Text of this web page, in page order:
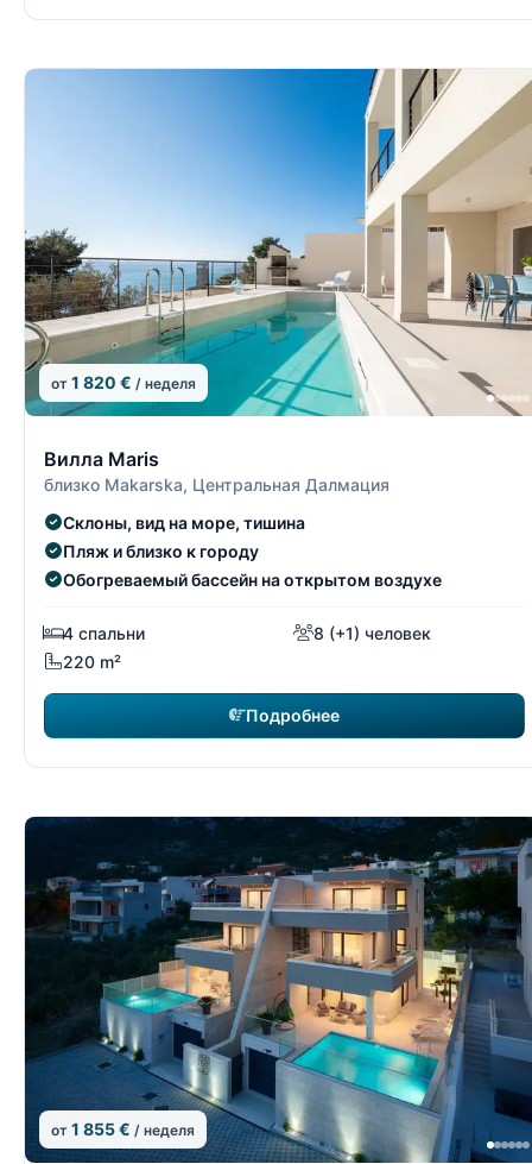
от 1 820 € / неделя
Вилла Maris
близко Makarska, Центральная Далмация
Склоны, вид на море, тишина
Пляж и близко к городу
Обогреваемый бассейн на открытом воздухе
4 спальни
8 (+1) человек
220 m²
Подробнее
от 1 855 € / неделя